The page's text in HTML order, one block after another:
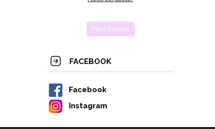
Plan d'accès
FACEBOOK
Facebook
Instagram